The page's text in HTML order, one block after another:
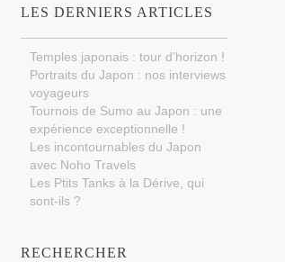
LES DERNIERS ARTICLES
Temples japonais : tour d’horizon !
Portraits du Japon : nos interviews
voyageurs
Tournois de Sumo au Japon : une
expérience exceptionnelle !
Les incontournables du Japon
avec Noho Travels
Les Ptits Tanks à la Dérive, qui
sont-ils ?
RECHERCHER